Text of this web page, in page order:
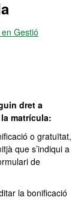
Gestió
dret a
matrícula:
o gratuïtat,
que s’indiqui a
de
la bonificació